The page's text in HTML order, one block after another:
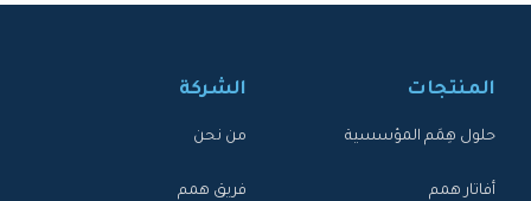
المنتجات
حلول هِمَم المؤسسية
أفاتار همم
الشركة
من نحن
فريق همم